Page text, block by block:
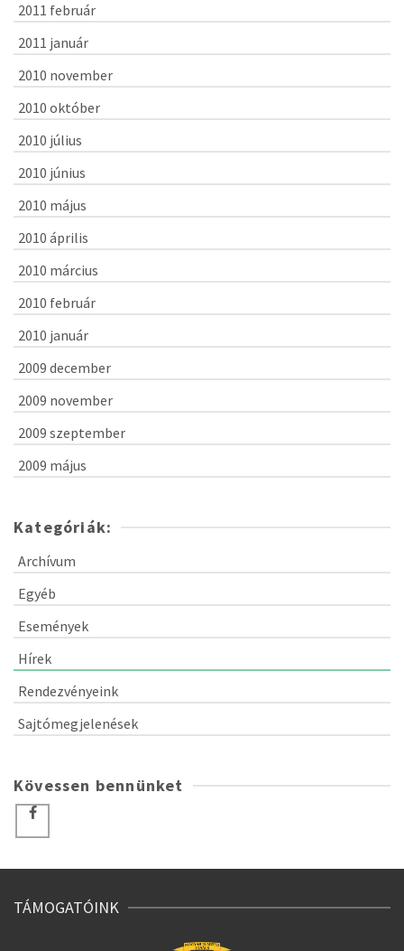
2011 február
2011 január
2010 november
2010 október
2010 július
2010 június
2010 május
2010 április
2010 március
2010 február
2010 január
2009 december
2009 november
2009 szeptember
2009 május
Kategóriák:
Archívum
Egyéb
Események
Hírek
Rendezvényeink
Sajtómegjelenések
Kövessen bennünket
TÁMOGATÓINK